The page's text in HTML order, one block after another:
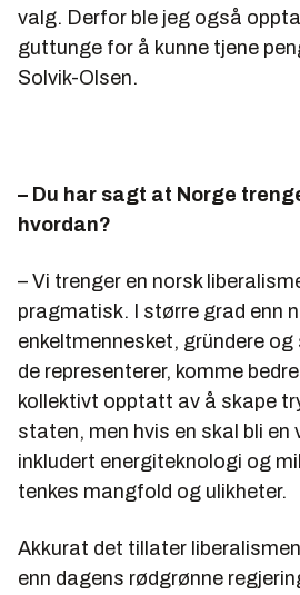
valg. Derfor ble jeg også
guttunge for å kunne tjene
Solvik-Olsen.
– Du har sagt at Norge
hvordan?
– Vi trenger en norsk
pragmatisk. I større grad enn
enkeltmennesket, gründere
de representerer, komme
kollektivt opptatt av å skape
staten, men hvis en skal bli
inkludert energiteknologi og
tenkes mangfold og ulikheter.
Akkurat det tillater
enn dagens rødgrønne